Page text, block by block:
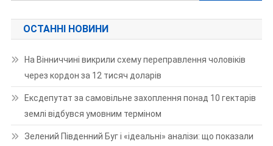
ОСТАННІ НОВИНИ
На Вінниччині викрили схему переправлення чоловіків
через кордон за 12 тисяч доларів
Ексдепутат за самовільне захоплення понад 10 гектарів
землі відбувся умовним терміном
Зелений Південний Буг і «ідеальні» аналізи: що показали